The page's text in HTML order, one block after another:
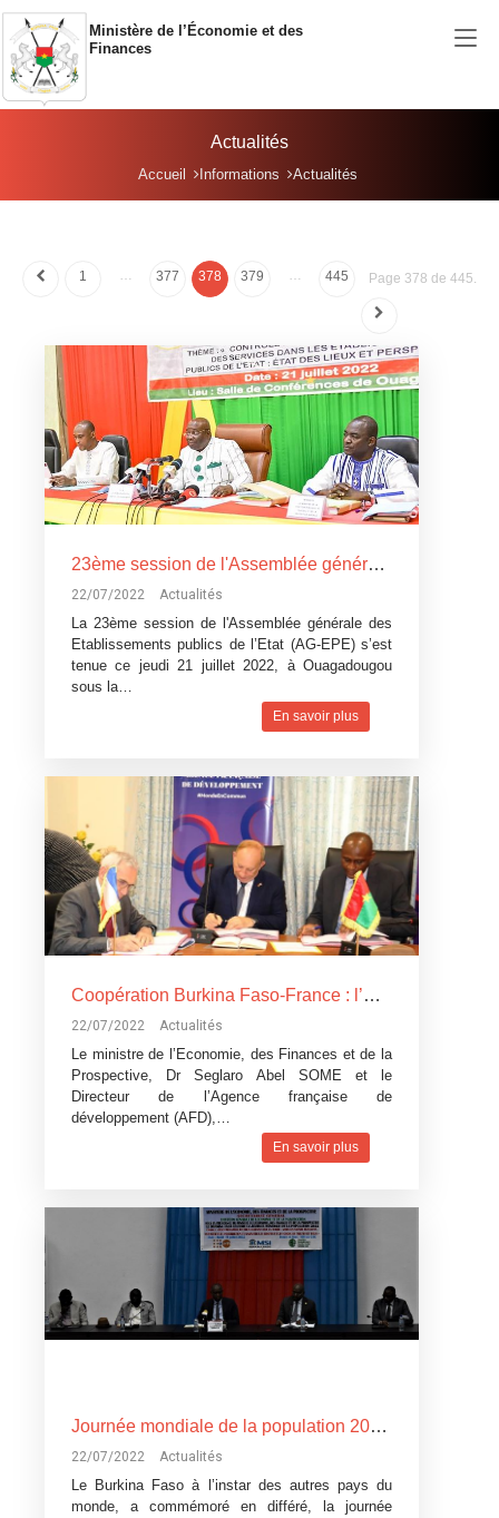
Aller au contenu principal
Ministère de l’Économie et des
Finances
Actualités
Accueil Informations Actualités
Page 378 de 445.
1 … 377 378 379 … 445
23ème session de l'Assemblée générale des Etablissements publics de l’Etat : le Premier ministre Albert OUEDRAOGO satisfait de la gestion des Etablissements publics de l’Etat au cours de l’année 2021
22/07/2022 Actualités
La 23ème session de l'Assemblée générale des
Etablissements publics de l’Etat (AG-EPE) s’est
tenue ce jeudi 21 juillet 2022, à Ouagadougou
sous la…
En savoir plus
Coopération Burkina Faso-France : l’Agence française de développement accorde plus de 9 milliards de FCFA au Gouvernement burkinabè pour le financement de 2 projets
22/07/2022 Actualités
Le ministre de l’Economie, des Finances et de la
Prospective, Dr Seglaro Abel SOME et le
Directeur de l’Agence française de
développement (AFD),…
En savoir plus
Journée mondiale de la population 2022 : exploiter l’ingéniosité de 8 milliards d’être humains pour relever les défis de l’heure
22/07/2022 Actualités
Le Burkina Faso à l’instar des autres pays du
monde, a commémoré en différé, la journée